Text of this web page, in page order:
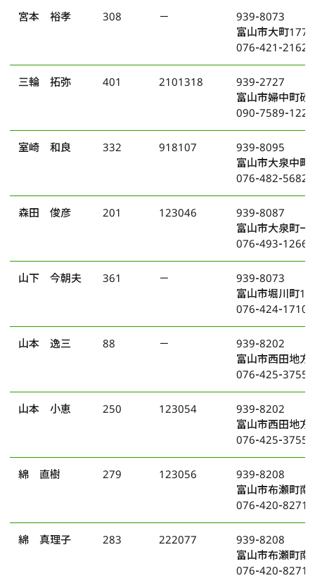
宮本 裕孝 308 －
939-8073
富山市大町177
076-421-2162
三輪 拓弥 401 2101318
939-2727
富山市婦中町
090-7589-1225
室崎 和良 332 918107
939-8095
富山市大泉中町
076-482-5682
森田 俊彦 201 123046
939-8087
富山市大泉町一
076-493-1266
山下 今朝夫 361 －
939-8073
富山市堀川町
076-424-1710
山本 逸三 88 －
939-8202
富山市西田地
076-425-3755
山本 小恵 250 123054
939-8202
富山市西田地
076-425-3755
綿 直樹 279 123056
939-8208
富山市布瀬町南
076-420-8271
綿 真理子 283 222077
939-8208
富山市布瀬町南
076-420-8271